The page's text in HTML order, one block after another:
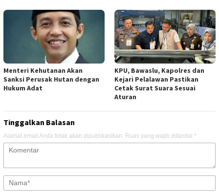
Menteri Kehutanan Akan
Sanksi Perusak Hutan dengan
Hukum Adat
KPU, Bawaslu, Kapolres dan
Kejari Pelalawan Pastikan
Cetak Surat Suara Sesuai
Aturan
Tinggalkan Balasan
Alamat email Anda tidak akan dipublikasikan. Ruas yang wajib ditandai *